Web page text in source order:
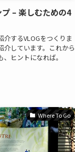
– 楽しむための4
するVLOGをつくりま
介しています。これから
ヒントになれば。
Where To Go